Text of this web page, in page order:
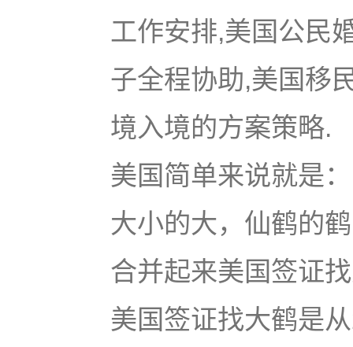
工作安排,美国公民
子全程协助,美国移
境入境的方案策略.
美国简单来说就是
大小的大，仙鹤的
合并起来美国签证
美国签证找大鹤是